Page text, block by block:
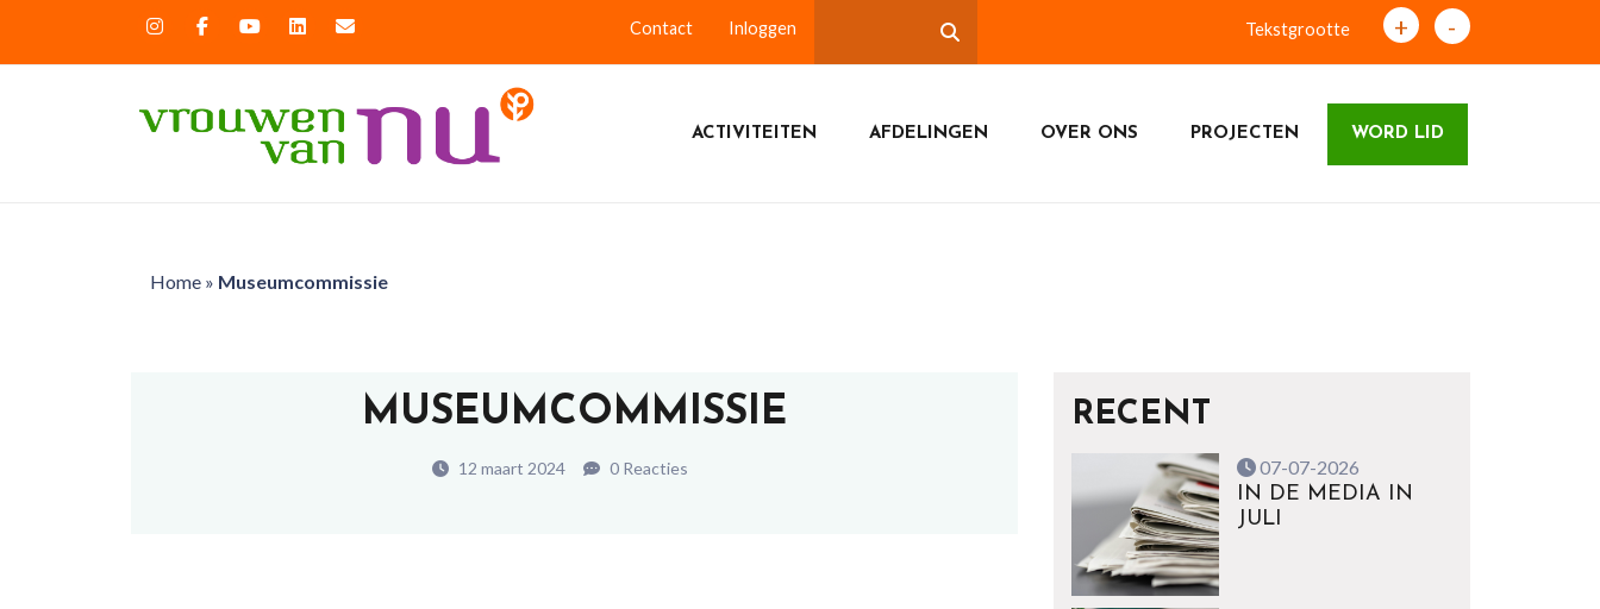
Contact Inloggen Tekstgrootte + -
ACTIVITEITEN AFDELINGEN OVER ONS PROJECTEN WORD LID
Home» Museumcommissie
MUSEUMCOMMISSIE
12 maart 2024 0 Reacties
RECENT
07-07-2026
IN DE MEDIA IN
JULI